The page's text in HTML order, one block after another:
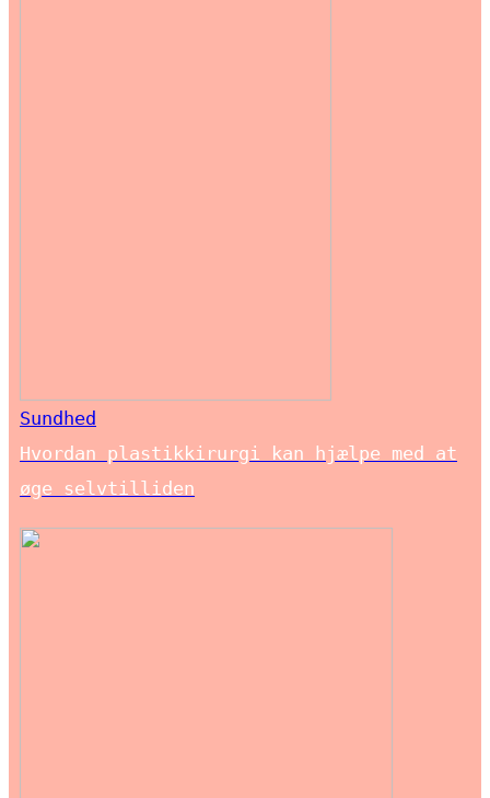
Sundhed
Hvordan plastikkirurgi kan hjælpe med at
øge selvtilliden